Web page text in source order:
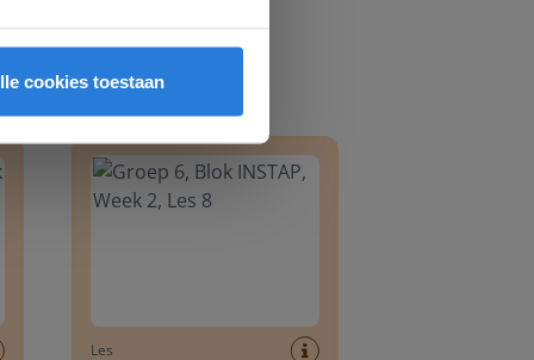
cookies toestaan
Groep 6, Blok INSTAP, Week 2, Les 8
Les